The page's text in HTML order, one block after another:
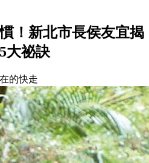
！新北市長侯友宜揭
大祕訣
的快走